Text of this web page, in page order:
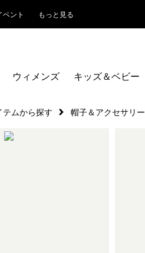
ベント もっと見る
ウィメンズ キッズ＆ベビー
テムから探す 帽子＆アクセサリー